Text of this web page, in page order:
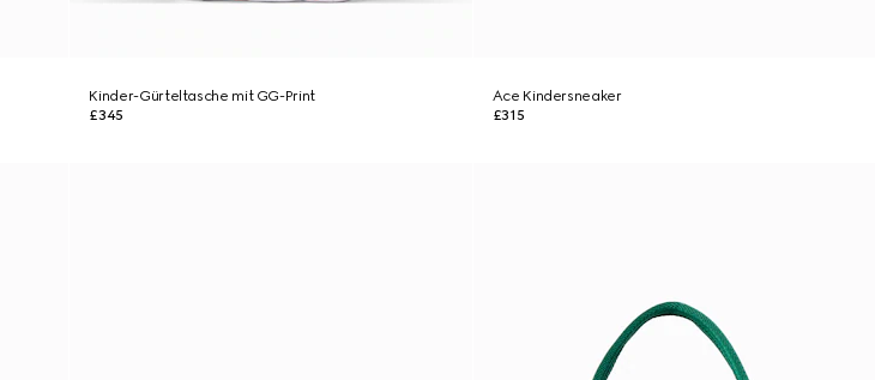
Kinder-Gürteltasche mit GG-Print
£345
Ace Kindersneaker
£315